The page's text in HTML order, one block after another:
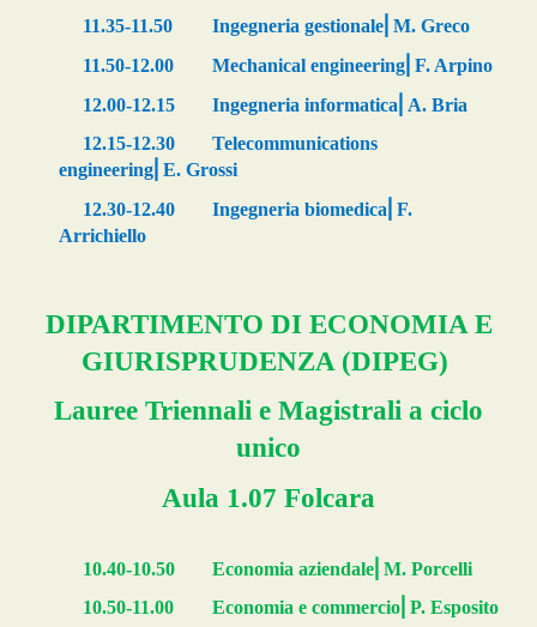
11.35-11.50
Ingegneria gestionale ⎜M. Greco
11.50-12.00
Mechanical engineering ⎜F. Arpino
12.00-12.15
Ingegneria informatica A. Bria
12.15-12.30
Telecommunications
engineering ⎜E. Grossi
12.30-12.40
Ingegneria biomedica ⎜F.
Arrichiello
DIPARTIMENTO DI ECONOMIA E
GIURISPRUDENZA (DIPEG)
Lauree Triennali e Magistrali a ciclo
unico
Aula 1.07 Folcara
10.40-10.50 Economia aziendale ⎜M. Porcelli
10.50-11.00
Economia e commercio ⎜P. Esposito